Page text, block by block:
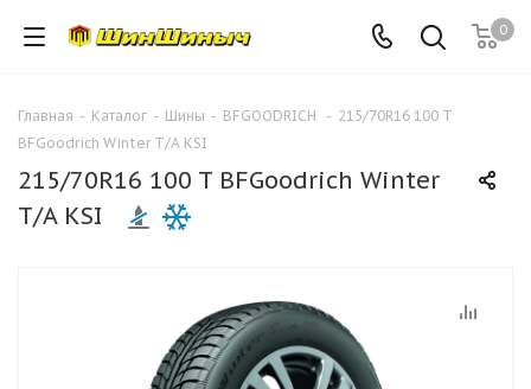
0
Главная - Каталог - Шины - BFGOODRICH - 215/70R16 100 T
BFGoodrich Winter T/A KSI
215/70R16 100 T BFGoodrich Winter
T/A KSI